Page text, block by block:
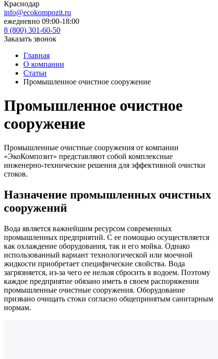
Краснодар
info@ecokompozit.ru
ежедневно 09:00-18:00
8 (800) 301-60-50
Заказать звонок
Главная
О компании
Статьи
Промышленное очистное сооружение
Промышленное очистное
сооружение
Промышленные очистные сооружения от компании
«ЭкоКомпозит» представляют собой комплексные
инженерно-технические решения для эффективной очистки
стоков.
Назначение промышленных очистных
сооружений
Вода является важнейшим ресурсом современных
промышленных предприятий. С ее помощью осуществляется
как охлаждение оборудования, так и его мойка. Однако
использованный вариант технологической или моечной
жидкости приобретает специфические свойства. Вода
загрязняется, из-за чего ее нельзя сбросить в водоем. Поэтому
каждое предприятие обязано иметь в своем распоряжении
промышленные очистные сооружения. Оборудование
призвано очищать стоки согласно общепринятым санитарным
нормам.